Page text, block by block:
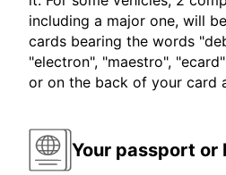
including a major one, will
cards bearing the words
"electron", "maestro",
or on the back of your card
Your passport or